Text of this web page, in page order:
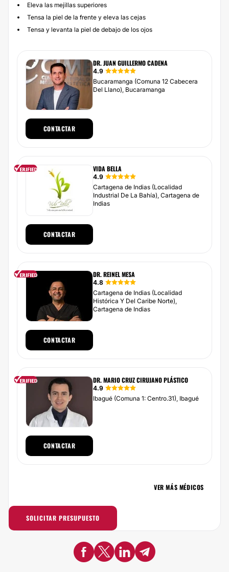
Eleva las mejillas superiores
Tensa la piel de la frente y eleva las cejas
Tensa y levanta la piel de debajo de los ojos
DR. JUAN GUILLERMO CADENA
4.9
Bucaramanga (Comuna 12 Cabecera
Del Llano), Bucaramanga
CONTACTAR
VIDA BELLA
4.9
Cartagena de Indias (Localidad
Industrial De La Bahía), Cartagena de
Indias
CONTACTAR
DR. REINEL MESA
4.8
Cartagena de Indias (Localidad
Histórica Y Del Caribe Norte),
Cartagena de Indias
CONTACTAR
DR. MARIO CRUZ CIRUJANO PLÁSTICO
4.9
Ibagué (Comuna 1: Centro.31), Ibagué
CONTACTAR
VER MÁS MÉDICOS
SOLICITAR PRESUPUESTO